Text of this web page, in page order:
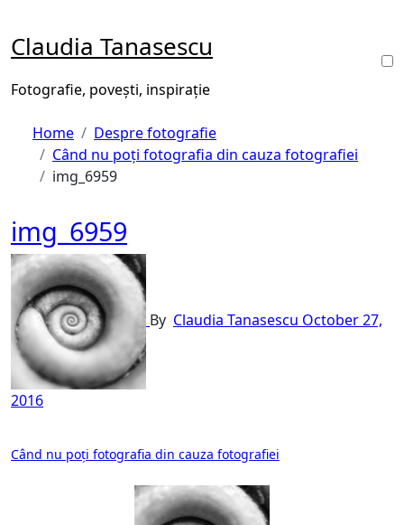
content
Claudia Tanasescu
Fotografie, povești, inspirație
Home
Despre fotografie
Când nu poți fotografia din cauza fotografiei
img_6959
img_6959
By Claudia Tanasescu October 27,
2016
Post
Când nu poți fotografia din cauza fotografiei